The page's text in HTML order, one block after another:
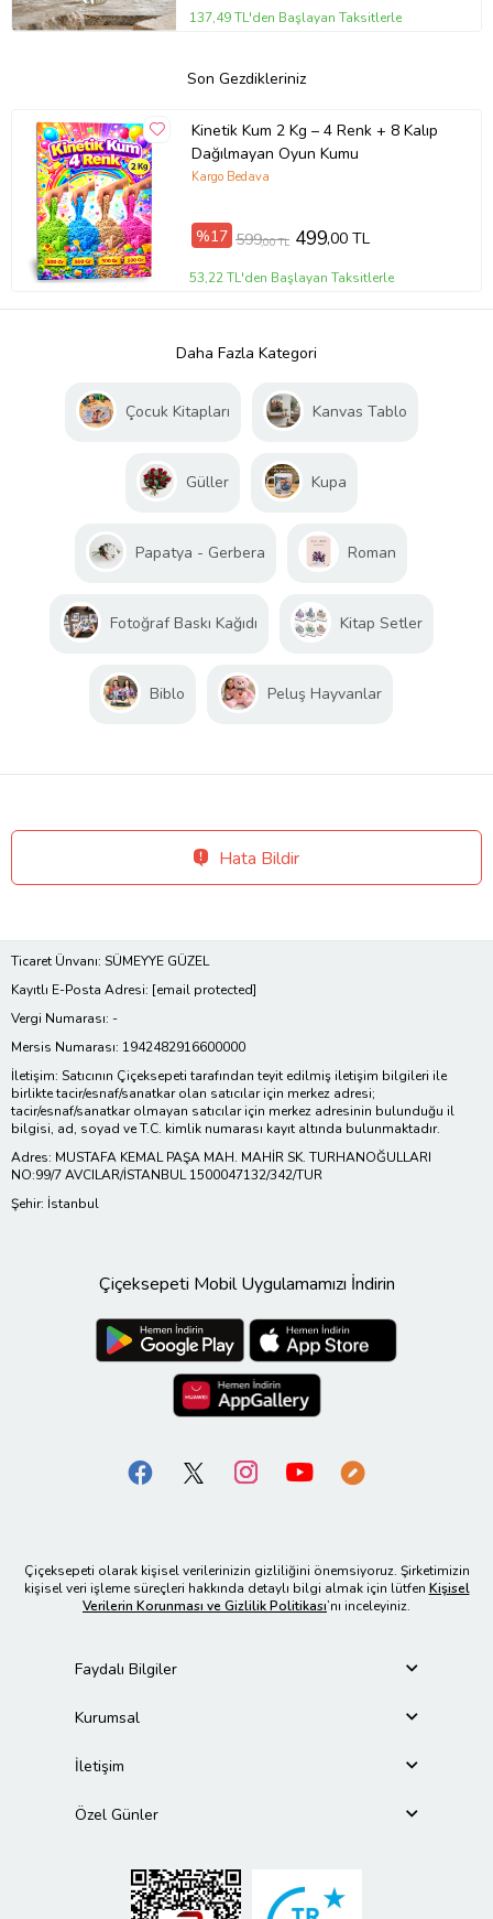
137,49 TL'den Başlayan Taksitlerle
Son Gezdikleriniz
Kinetik Kum 2 Kg – 4 Renk + 8 Kalıp
Dağılmayan Oyun Kumu
Kargo Bedava
%17 599,00 TL 499,00 TL
53,22 TL'den Başlayan Taksitlerle
Daha Fazla Kategori
Çocuk Kitapları Kanvas Tablo
Güller Kupa
Papatya - Gerbera Roman
Fotoğraf Baskı Kağıdı Kitap Setler
Biblo Peluş Hayvanlar
Hata Bildir
Ticaret Ünvanı: SÜMEYYE GÜZEL
Kayıtlı E-Posta Adresi: [email protected]
Vergi Numarası: -
Mersis Numarası: 1942482916600000
İletişim: Satıcının Çiçeksepeti tarafından teyit edilmiş iletişim bilgileri ile
birlikte tacir/esnaf/sanatkar olan satıcılar için merkez adresi;
tacir/esnaf/sanatkar olmayan satıcılar için merkez adresinin bulunduğu il
bilgisi, ad, soyad ve T.C. kimlik numarası kayıt altında bulunmaktadır.
Adres: MUSTAFA KEMAL PAŞA MAH. MAHİR SK. TURHANOĞULLARI
NO:99/7 AVCILAR/İSTANBUL 1500047132/342/TUR
Şehir: İstanbul
Çiçeksepeti Mobil Uygulamamızı İndirin
Çiçeksepeti olarak kişisel verilerinizin gizliliğini önemsiyoruz. Şirketimizin
kişisel veri işleme süreçleri hakkında detaylı bilgi almak için lütfen Kişisel
Verilerin Korunması ve Gizlilik Politikası’nı inceleyiniz.
Faydalı Bilgiler
Kurumsal
İletişim
Özel Günler